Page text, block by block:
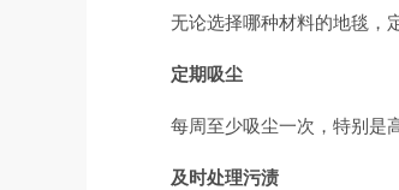
无论选择哪种材料的地毯，
定期吸尘
每周至少吸尘一次，特别是
及时处理污渍